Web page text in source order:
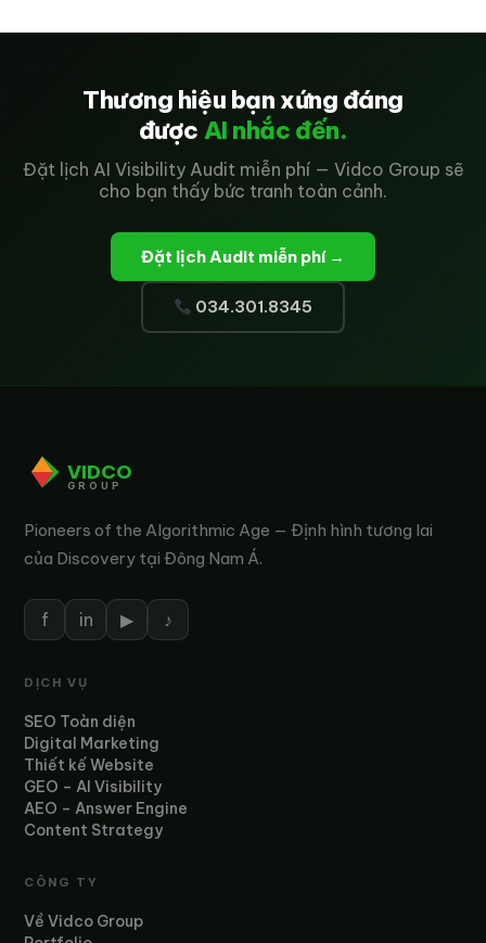
Thương hiệu bạn xứng đáng
được AI nhắc đến.
Đặt lịch AI Visibility Audit miễn phí — Vidco Group sẽ
cho bạn thấy bức tranh toàn cảnh.
Đặt lịch Audit miễn phí →
034.301.8345
VIDCO
GROUP
Pioneers of the Algorithmic Age — Định hình tương lai
của Discovery tại Đông Nam Á.
f in ▶ ♪
DỊCH VỤ
SEO Toàn diện
Digital Marketing
Thiết kế Website
GEO – AI Visibility
AEO – Answer Engine
Content Strategy
CÔNG TY
Về Vidco Group